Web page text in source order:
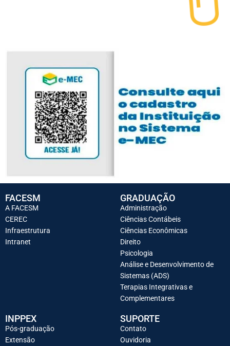
FACESM
A FACESM
CEREC
Infraestrutura
Intranet
GRADUAÇÃO
Administração
Ciências Contábeis
Ciências Econômicas
Direito
Psicologia
Análise e Desenvolvimento de
Sistemas (ADS)
Terapias Integrativas e
Complementares
INPPEX
Pós-graduação
Extensão
SUPORTE
Contato
Ouvidoria